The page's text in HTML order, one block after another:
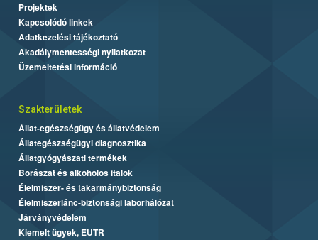
Projektek
Kapcsolódó linkek
Adatkezelési tájékoztató
Akadálymentességi nyilatkozat
Üzemeltetési információ
Szakterületek
Állat-egészségügy és állatvédelem
Állategészségügyi diagnosztika
Állatgyógyászati termékek
Borászat és alkoholos italok
Élelmiszer- és takarmánybiztonság
Élelmiszerlánc-biztonsági laborhálózat
Járványvédelem
Kiemelt ügyek, EUTR